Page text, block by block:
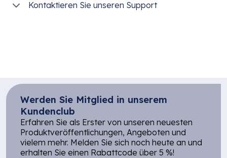
Kontaktieren Sie unseren Support
Werden Sie Mitglied in unserem
Kundenclub
Erfahren Sie als Erster von unseren neuesten
Produktveröffentlichungen, Angeboten und
vielem mehr. Melden Sie sich noch heute an und
erhalten Sie einen Rabattcode über 5 %!